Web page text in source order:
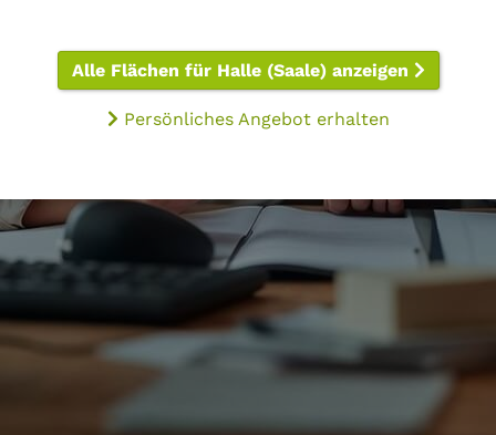
Alle Flächen für Halle (Saale) anzeigen
Persönliches Angebot erhalten